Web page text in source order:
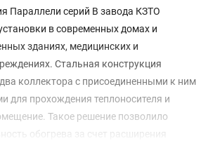
Параллели серий В завода КЗТО
в современных домах и
зданиях, медицинских и
Стальная конструкция
коллектора с присоединенными к ним
для прохождения теплоносителя и
Такое решение позволило
обогрева за счет расширения